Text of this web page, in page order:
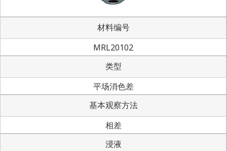
材料编号
MRL20102
类型
平场消色差
基本观察方法
相差
浸液